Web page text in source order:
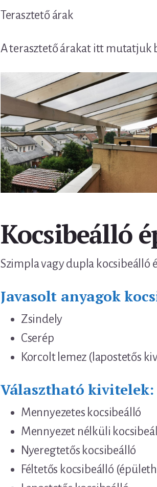
Terasztető árak
A terasztető árakat itt mutatjuk
Kocsibeálló
Szimpla vagy dupla kocsibeálló
Javasolt anyagok
Zsindely
Cserép
Korcolt lemez (lapostetős
Választható kivitelek:
Mennyezetes kocsibeálló
Mennyezet nélküli
Nyeregtetős kocsibeálló
Féltetős kocsibeálló